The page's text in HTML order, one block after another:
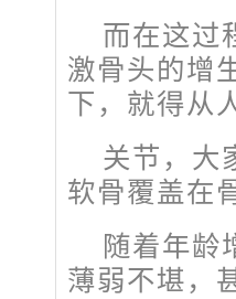
而在这过
激骨头的增
下，就得从
关节，大
软骨覆盖在
随着年龄
薄弱不堪，